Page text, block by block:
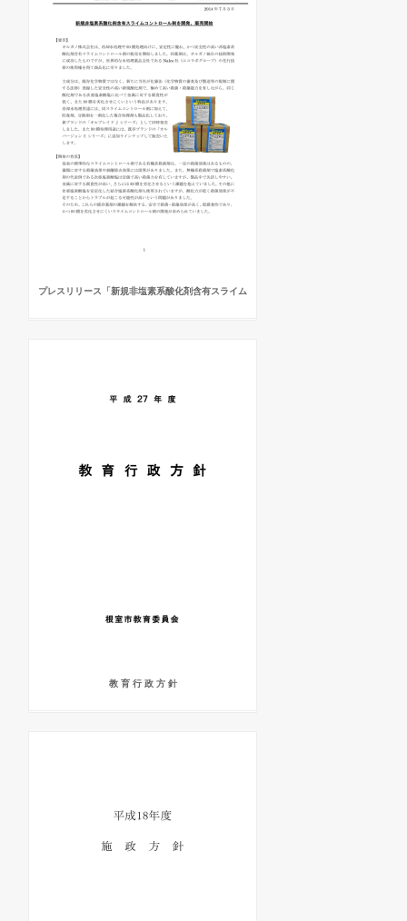
プレスリリース「新規非塩素系酸化剤含有スライム
教 育 行 政 方 針